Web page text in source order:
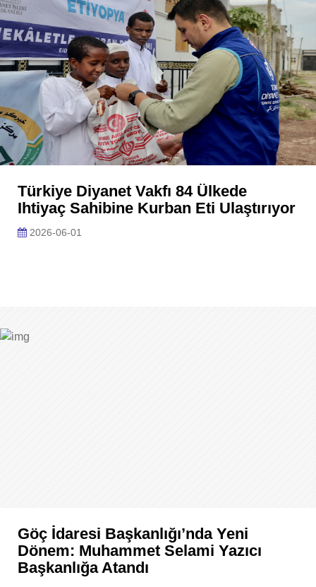
Türkiye Diyanet Vakfı 84 Ülkede
Ihtiyaç Sahibine Kurban Eti Ulaştırıyor
2026-06-01
Göç İdaresi Başkanlığı’nda Yeni
Dönem: Muhammet Selami Yazıcı
Başkanlığa Atandı